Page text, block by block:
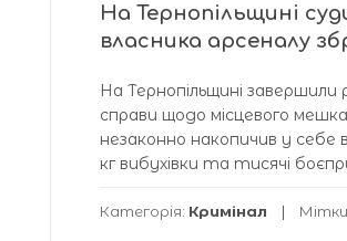
На Тернопільщині
власника арсеналу
На Тернопільщині завершили
справи щодо місцевого
незаконно накопичив у себе
кг вибухівки та тисячі
Категорія: Кримінал